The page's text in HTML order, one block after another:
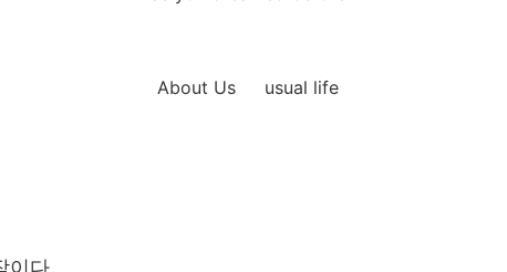
About Us usual life